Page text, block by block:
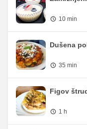
10 min
Dušena
35 min
Figov
1 h